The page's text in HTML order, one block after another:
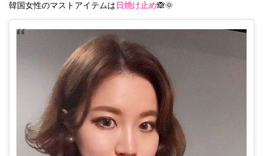
韓国女性のマストアイテムは日焼け止め🙈🌞